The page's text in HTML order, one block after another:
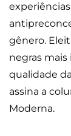
gênero.
negras mais
qualidade
assina a
Moderna.